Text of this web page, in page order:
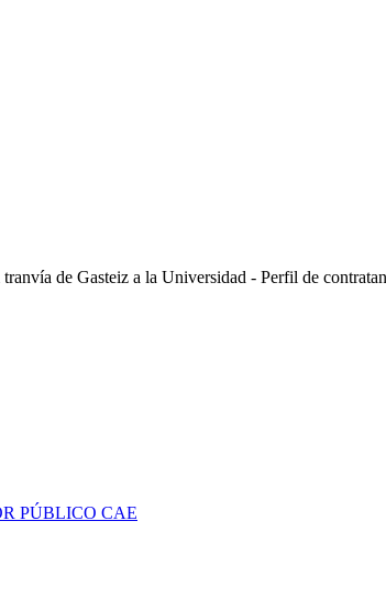
de Gasteiz a la Universidad - Perfil de
PÚBLICO CAE